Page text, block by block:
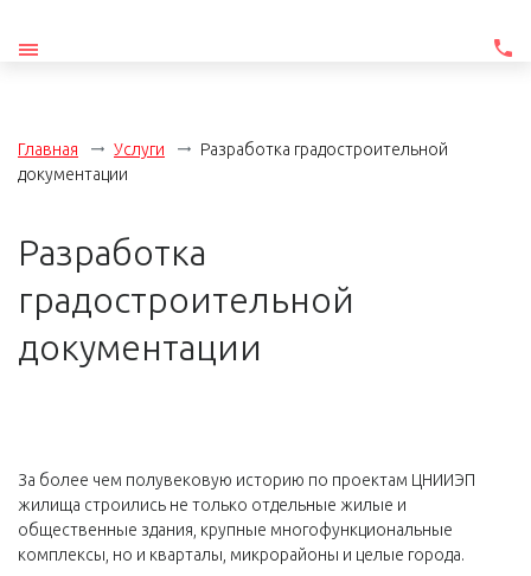
Главная Услуги
Разработка градостроительной
документации
Разработка
градостроительной
документации
За более чем полувековую историю по проектам ЦНИИЭП
жилища строились не только отдельные жилые и
общественные здания, крупные многофункциональные
комплексы, но и кварталы, микрорайоны и целые города.